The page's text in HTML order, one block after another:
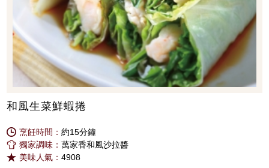
和風生菜鮮蝦捲
烹飪時間：約15分鐘
獨家調味：萬家香和風沙拉醬
美味人氣：4908